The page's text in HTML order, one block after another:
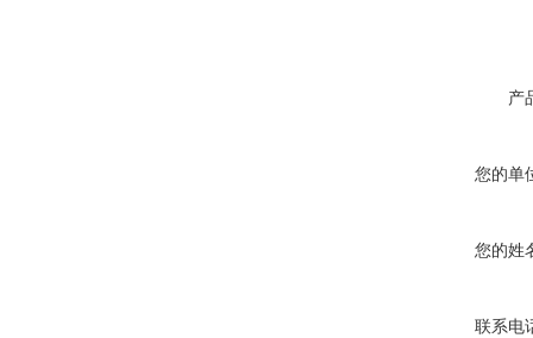
产
您的单
您的姓
联系电